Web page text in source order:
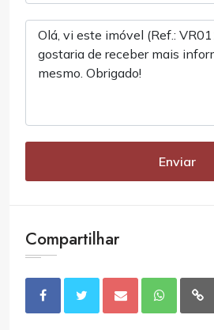
Enviar
Compartilhar